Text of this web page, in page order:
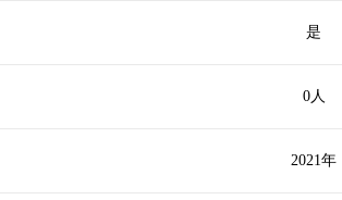
是
0人
2021年